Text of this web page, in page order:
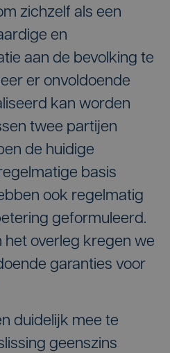
zichzelf als een
en
aan de bevolking te
er onvoldoende
kan worden
twee partijen
de huidige
basis
ook regelmatig
geformuleerd.
het overleg kregen we
garanties voor
duidelijk mee te
geenszins